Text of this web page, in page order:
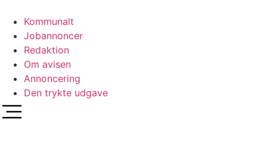
indhold
Kommunalt
Jobannoncer
Redaktion
Om avisen
Annoncering
Den trykte udgave